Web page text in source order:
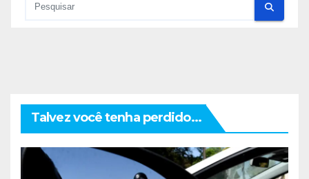
Talvez você tenha perdido...